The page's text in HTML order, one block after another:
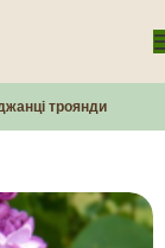
троянди